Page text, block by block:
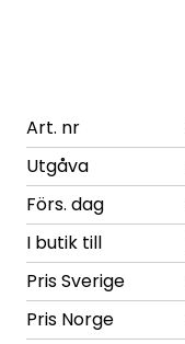
Art. nr
Utgåva
Förs. dag
I butik till
Pris Sverige
Pris Norge